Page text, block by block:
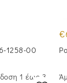
1258-00
€
1 έως 3